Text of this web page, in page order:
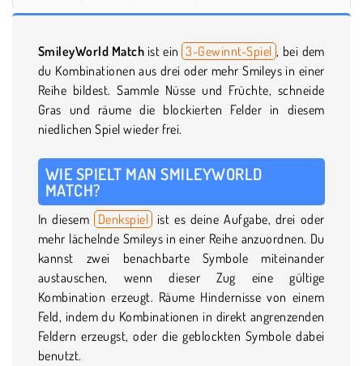
SmileyWorld Match ist ein 3-Gewinnt-Spiel , bei dem
du Kombinationen aus drei oder mehr Smileys in einer
Reihe bildest. Sammle Nüsse und Früchte, schneide
Gras und räume die blockierten Felder in diesem
niedlichen Spiel wieder frei.
WIE SPIELT MAN SMILEYWORLD
MATCH?
In diesem Denkspiel ist es deine Aufgabe, drei oder
mehr lächelnde Smileys in einer Reihe anzuordnen. Du
kannst zwei benachbarte Symbole miteinander
austauschen, wenn dieser Zug eine gültige
Kombination erzeugt. Räume Hindernisse von einem
Feld, indem du Kombinationen in direkt angrenzenden
Feldern erzeugst, oder die geblockten Symbole dabei
benutzt.